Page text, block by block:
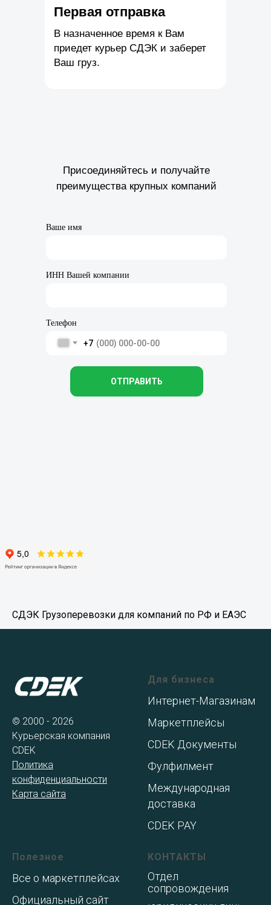
В назначенное время к Вам
приедет курьер СДЭК и заберет
Ваш груз.
Первая отправка
Присоединяйтесь и получайте
преимущества крупных компаний
Ваше имя
ИНН Вашей компании
Телефон
+7
ОТПРАВИТЬ
СДЭК Грузоперевозки для компаний по РФ и ЕАЭС
© 2000 - 2026
Курьерская компания
CDEK
Политика
конфиденциальности
Карта сайта
Для бизнеса
Интернет-Магазинам
Маркетплейсы
CDEK Документы
Фулфилмент
Международная
доставка
CDEK PAY
Полезное
Все о маркетплейсах
Официальный сайт
КОНТАКТЫ
Отдел
сопровождения